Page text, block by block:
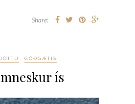
Share:
GÓÐGÆTIS
ís